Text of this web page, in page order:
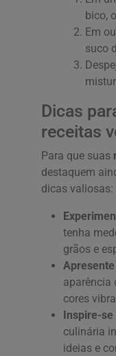
bico,
Em
suco
Dicas
receitas
Para que suas
destaquem
dicas valiosas:
tenha
grãos e
aparência
cores
Inspire-
culinária
ideias e